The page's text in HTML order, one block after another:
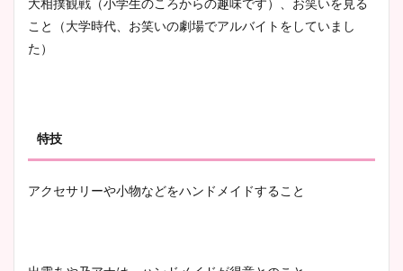
大相撲観戦（小学生のころからの趣味です）、お笑いを見る
こと（大学時代、お笑いの劇場でアルバイトをしていまし
た）
特技
アクセサリーや小物などをハンドメイドすること